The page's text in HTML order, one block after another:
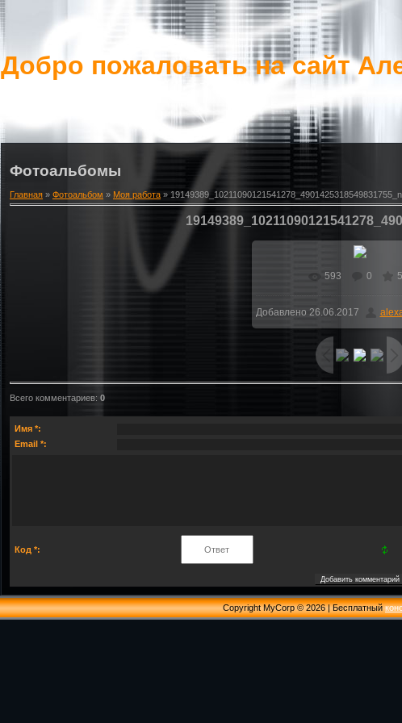
Добро пожаловать на сайт
Фотоальбомы
Главная » Фотоальбом » Моя работа » 19149389_10211090121541278_4901425318549831755_n
В реальном размере
124.9Kb
593 0
Добавлено 26.06.2017
Всего комментариев: 0
Имя *:
Email *:
Код *:
Copyright MyCorp © 2026|Бесплатный